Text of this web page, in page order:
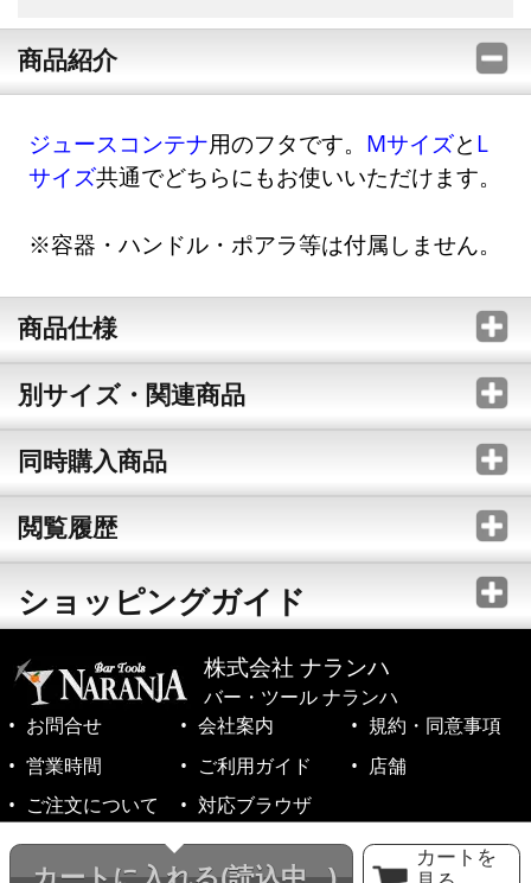
カートを
商品紹介
ジュースコンテナ用のフタです。 Mサイズと L
サイズ共通でどちらにもお使いいただけます。
※容器・ハンドル・ポアラ等は付属しません。
商品仕様
別サイズ・関連商品
同時購入商品
閲覧履歴
ショッピングガイド
株式会社 ナランハ
バー・ツール ナランハ
お問合せ
会社案内
規約・同意事項
営業時間
ご利用ガイド
店舗
ご注文について
対応ブラウザ
©1999-2026 NARANJA Inc. All Rights Reserved.